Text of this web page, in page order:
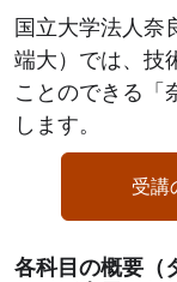
国立大学法人奈
端大）では、技
ことのできる「
します。
受講
各科目の概要（